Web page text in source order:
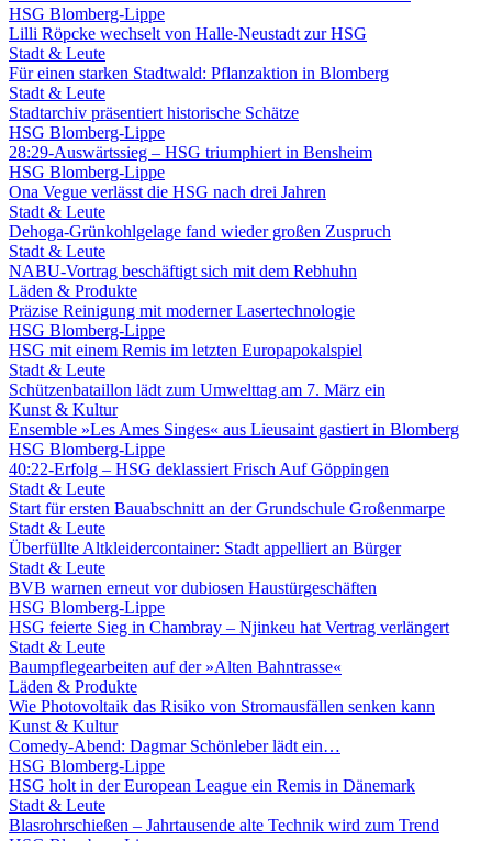
HSG Blomberg-Lippe
Lilli Röpcke wechselt von Halle-Neustadt zur HSG
Stadt & Leute
Für einen starken Stadtwald: Pflanzaktion in Blomberg
Stadt & Leute
Stadtarchiv präsentiert historische Schätze
HSG Blomberg-Lippe
28:29-Auswärtssieg – HSG triumphiert in Bensheim
HSG Blomberg-Lippe
Ona Vegue verlässt die HSG nach drei Jahren
Stadt & Leute
Dehoga-Grünkohlgelage fand wieder großen Zuspruch
Stadt & Leute
NABU-Vortrag beschäftigt sich mit dem Rebhuhn
Läden & Produkte
Präzise Reinigung mit moderner Lasertechnologie
HSG Blomberg-Lippe
HSG mit einem Remis im letzten Europapokalspiel
Stadt & Leute
Schützenbataillon lädt zum Umwelttag am 7. März ein
Kunst & Kultur
Ensemble »Les Ames Singes« aus Lieusaint gastiert in Blomberg
HSG Blomberg-Lippe
40:22-Erfolg – HSG deklassiert Frisch Auf Göppingen
Stadt & Leute
Start für ersten Bauabschnitt an der Grundschule Großenmarpe
Stadt & Leute
Überfüllte Altkleidercontainer: Stadt appelliert an Bürger
Stadt & Leute
BVB warnen erneut vor dubiosen Haustürgeschäften
HSG Blomberg-Lippe
HSG feierte Sieg in Chambray – Njinkeu hat Vertrag verlängert
Stadt & Leute
Baumpflegearbeiten auf der »Alten Bahntrasse«
Läden & Produkte
Wie Photovoltaik das Risiko von Stromausfällen senken kann
Kunst & Kultur
Comedy-Abend: Dagmar Schönleber lädt ein…
HSG Blomberg-Lippe
HSG holt in der European League ein Remis in Dänemark
Stadt & Leute
Blasrohrschießen – Jahrtausende alte Technik wird zum Trend